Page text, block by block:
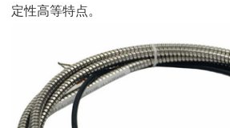
定性高等特点。